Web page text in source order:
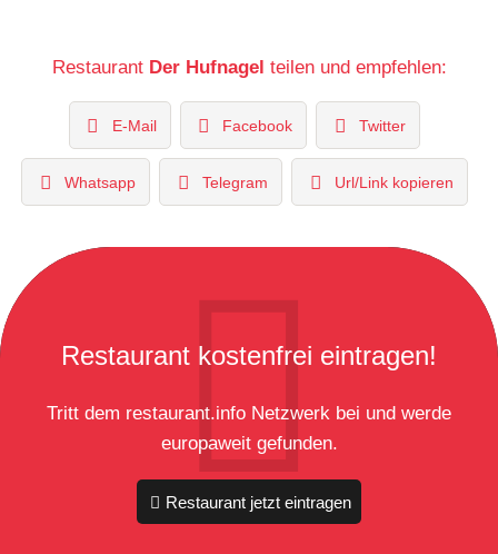
Restaurant Der Hufnagel teilen und empfehlen:
E-Mail Facebook Twitter
Whatsapp Telegram Url/Link kopieren
Restaurant kostenfrei eintragen!
Tritt dem restaurant.info Netzwerk bei und werde
europaweit gefunden.
Restaurant jetzt eintragen